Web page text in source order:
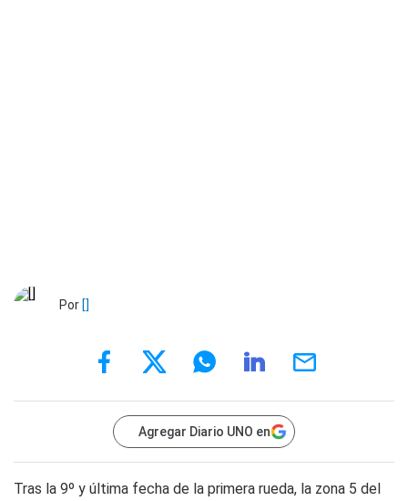
Por []
Agregar Diario UNO en
Tras la 9º y última fecha de la primera rueda, la zona 5 del